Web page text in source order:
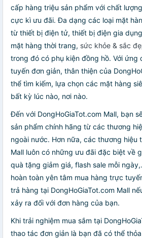
cấp hàng triệu sản phẩm với chất
cực kì ưu đãi. Đa dạng các loại mặt
từ thiết bị điện tử, thiết bị điện gia
mặt hàng thời trang, sức khỏe & sắc
trong đó có phụ kiện đồng hồ. Với ứng
tuyến đơn giản, thân thiện của
thể tìm kiếm, lựa chọn các mặt hàng
bất kỳ lúc nào, nơi nào.
Đến với DongHoGiaTot.com Mall, bạn
sản phẩm chính hãng từ các thương
ngoài nước. Hơn nữa, các thương hiệu
Mall luôn có những ưu đãi đặc biệt về
quà tặng giảm giá, flash sale mỗi
hoàn toàn yên tâm mua hàng trực
trả hàng tại DongHoGiaTot.com Mall
xảy ra đối với đơn hàng của bạn.
Khi trải nghiệm mua sắm tại
thao tác đơn giản là bạn đã có thể